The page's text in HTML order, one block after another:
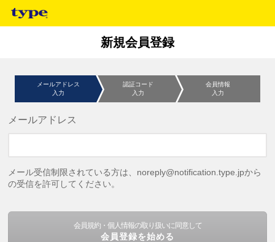
新規会員登録
メールアドレス
入力
認証コード
入力
会員情報
入力
メールアドレス
メール受信制限されている方は、noreply@notification.type.jpから
の受信を許可してください。
会員規約・個人情報の取り扱いに同意して
会員登録を始める